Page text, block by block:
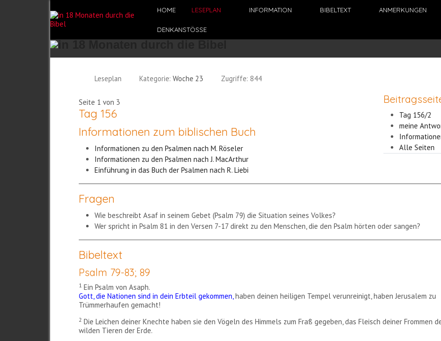
HOME LESEPLAN INFORMATION BIBELTEXT ANMERKUNGEN
DENKANSTÖSSE
Leseplan Kategorie:Woche 23 Zugriffe: 844
Tag 156/2
meine
Alle Seiten
Seite 1 von 3
Tag 156
Informationen zum biblischen Buch
Informationen zu den Psalmen nach M. Röseler
Informationen zu den Psalmen nach J. MacArthur
Einführung in das Buch der Psalmen nach R. Liebi
Fragen
Wie beschreibt Asaf in seinem Gebet (Psalm 79) die Situation seines Volkes?
Wer spricht in Psalm 81 in den Versen 7-17 direkt zu den Menschen, die den Psalm hörten oder sangen?
Bibeltext
Psalm 79-83; 89
1 Ein Psalm von Asaph.
Gott, die Nationen sind in dein Erbteil gekommen,haben deinen heiligen Tempel verunreinigt, haben Jerusalem zu
Trümmerhaufen gemacht!
2 Die Leichen deiner Knechte haben sie den Vögeln des Himmels zum Fraß gegeben, das Fleisch deiner Frommen
wilden Tieren der Erde.